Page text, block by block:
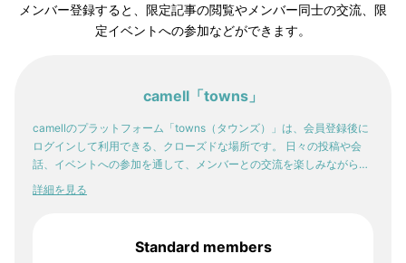
メンバー登録すると、限定記事の閲覧やメンバー同士の交流、限
定イベントへの参加などができます。
camell「towns」
camellのプラットフォーム「towns（タウンズ）」は、会員登録後に
ログインして利用できる、クローズドな場所です。 日々の投稿や会
話、イベントへの参加を通して、メンバーとの交流を楽しみながら。
少しずつ、自分の感性や「好き」が輪郭を持っていく。そんな体験
が、ここにはあります。
詳細を見る
Standard members